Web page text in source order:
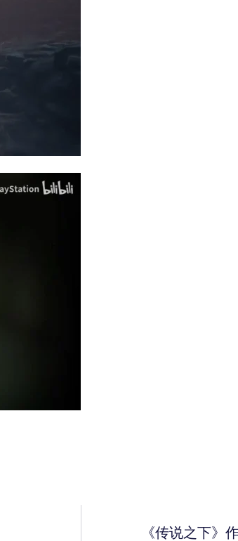
《传说之下》